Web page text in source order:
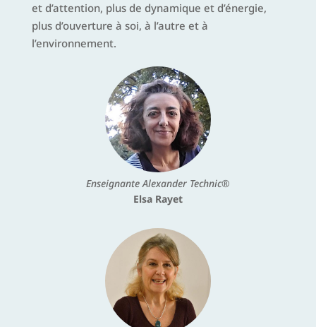
et d’attention, plus de dynamique et d’énergie,
plus d’ouverture à soi, à l’autre et à
l’environnement.
Enseignante Alexander Technic®
Elsa Rayet